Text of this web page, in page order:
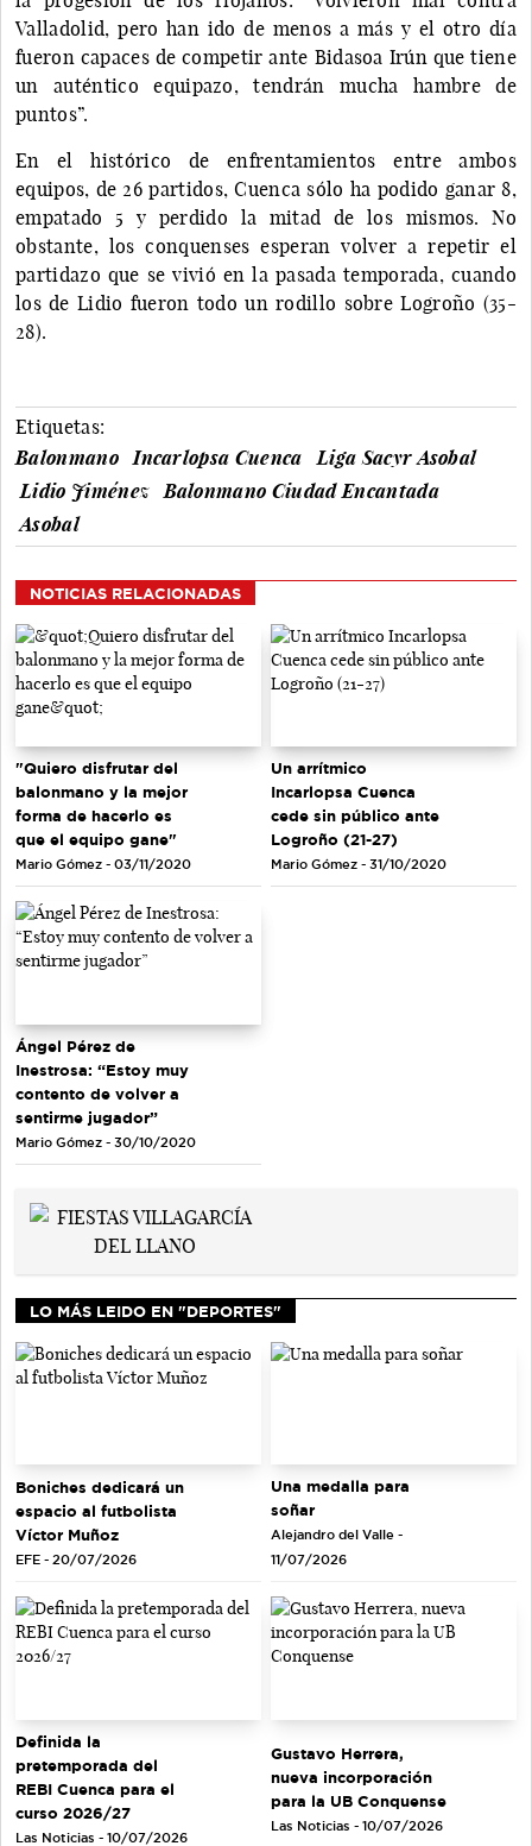
Valladolid, pero han ido de menos a más y el otro día
fueron capaces de competir ante Bidasoa Irún que tiene
un auténtico equipazo, tendrán mucha hambre de
puntos”.
En el histórico de enfrentamientos entre ambos
equipos, de 26 partidos, Cuenca sólo ha podido ganar 8,
empatado 5 y perdido la mitad de los mismos. No
obstante, los conquenses esperan volver a repetir el
partidazo que se vivió en la pasada temporada, cuando
los de Lidio fueron todo un rodillo sobre Logroño (35-
28).
Etiquetas:
Balonmano
Incarlopsa Cuenca
Liga Sacyr Asobal
Lidio Jiménez
Balonmano Ciudad Encantada
Asobal
NOTICIAS RELACIONADAS
"Quiero disfrutar del
balonmano y la mejor
forma de hacerlo es
que el equipo gane"
Mario Gómez - 03/11/2020
Un arrítmico
Incarlopsa Cuenca
cede sin público ante
Logroño (21-27)
Mario Gómez - 31/10/2020
Ángel Pérez de
Inestrosa: “Estoy muy
contento de volver a
sentirme jugador”
Mario Gómez - 30/10/2020
LO MÁS LEIDO EN "DEPORTES"
Boniches dedicará un
espacio al futbolista
Víctor Muñoz
EFE - 20/07/2026
Una medalla para
soñar
Alejandro del Valle -
11/07/2026
Definida la
pretemporada del
REBI Cuenca para el
curso 2026/27
Las Noticias - 10/07/2026
Gustavo Herrera,
nueva incorporación
para la UB Conquense
Las Noticias - 10/07/2026